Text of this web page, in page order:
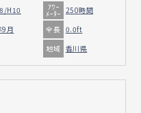
H10 ｱﾜｰ
ﾒｰﾀｰ 250時間
9月 全長 0.0ft
地域 香川県